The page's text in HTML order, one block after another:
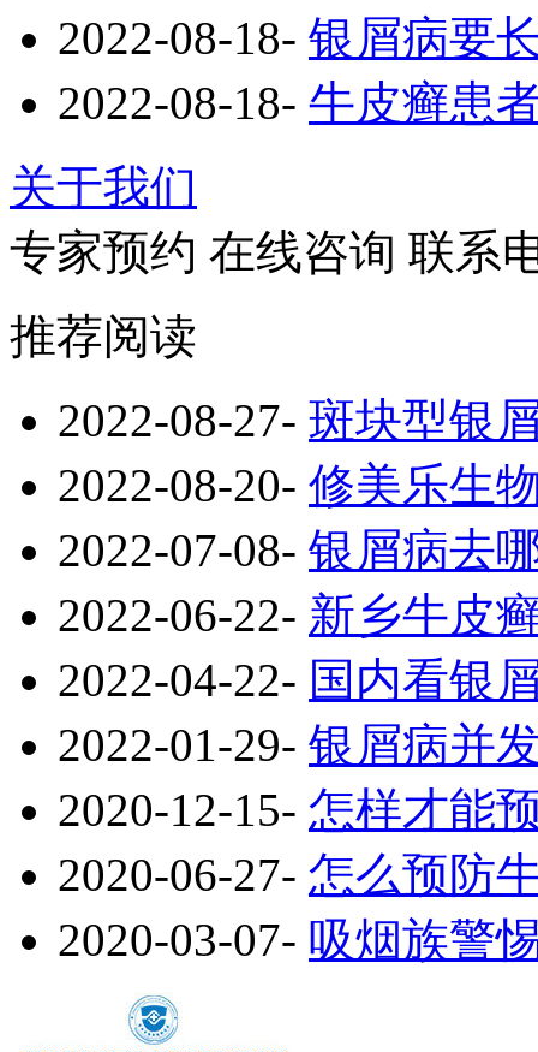
2022-08-18- 银屑病要
2022-08-18- 牛皮癣患
关于我们
专家预约 在线咨询 联系
推荐阅读
2022-08-27- 斑块型银
2022-08-20- 修美乐生
2022-07-08- 银屑病去
2022-06-22- 新乡牛皮
2022-04-22- 国内看银
2022-01-29- 银屑病并
2020-12-15- 怎样才能
2020-06-27- 怎么预防
2020-03-07- 吸烟族警